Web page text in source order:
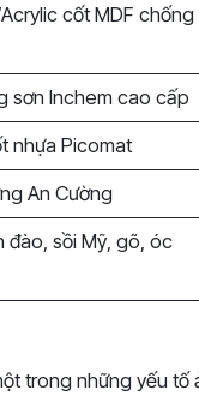
cốt MDF chống
sơn Inchem cao cấp
nhựa Picomat
An Cường
đào, sồi Mỹ, gõ, óc
trong những yếu